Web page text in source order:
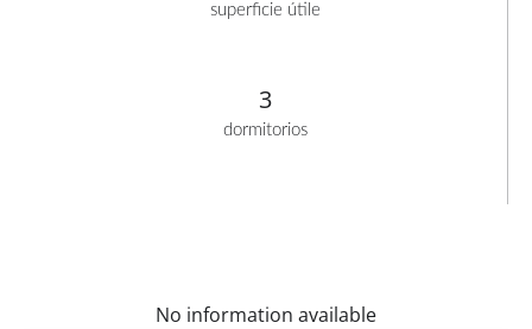
superficie útile
dormitorios
3
No information available